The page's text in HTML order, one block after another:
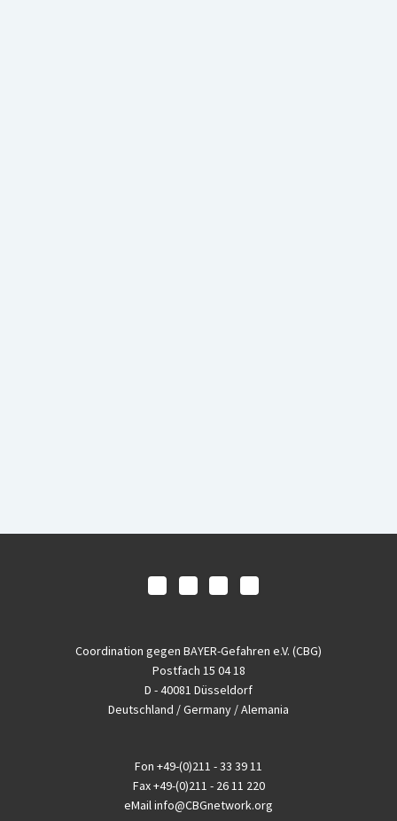
Coordination gegen BAYER-Gefahren e.V. (CBG)
Postfach 15 04 18
D - 40081 Düsseldorf
Deutschland / Germany / Alemania
Fon +49-(0)211 - 33 39 11
Fax+49-(0)211 - 26 11 220
eMailinfo@CBGnetwork.org